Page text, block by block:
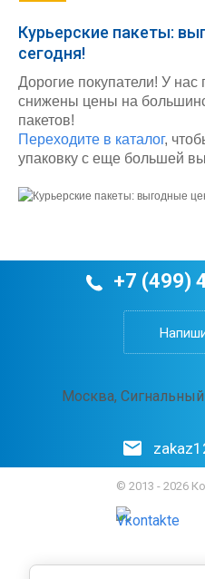
Курьерские пакеты:
сегодня!
Дорогие покупатели! У нас
снижены цены на
пакетов!
Переходите в каталог,
упаковку с еще большей
+7 (499)
Москва, Сигнальный
© 2013 - 2026